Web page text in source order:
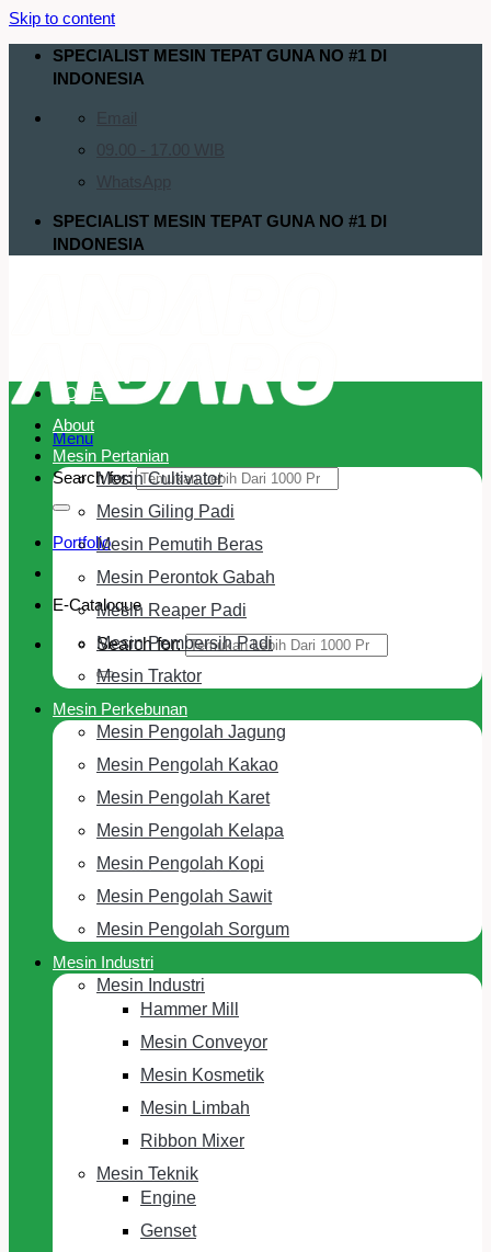
Skip to content
SPECIALIST MESIN TEPAT GUNA NO #1 DI
INDONESIA
SPECIALIST MESIN TEPAT GUNA NO #1 DI
INDONESIA
Menu
Search for:
Portfolio
E-Cataloque
Search for:
HOME
About
Mesin Pertanian
Mesin Cultivator
Mesin Giling Padi
Mesin Pemutih Beras
Mesin Perontok Gabah
Mesin Reaper Padi
Mesin Pembersih Padi
Mesin Traktor
Mesin Perkebunan
Mesin Pengolah Jagung
Mesin Pengolah Kakao
Mesin Pengolah Karet
Mesin Pengolah Kelapa
Mesin Pengolah Kopi
Mesin Pengolah Sawit
Mesin Pengolah Sorgum
Mesin Industri
Mesin Industri
Hammer Mill
Mesin Conveyor
Mesin Kosmetik
Mesin Limbah
Ribbon Mixer
Mesin Teknik
Engine
Genset